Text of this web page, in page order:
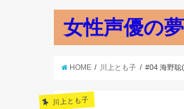
女性声優の
HOME 川上とも子 #04 海野聡
川上とも子